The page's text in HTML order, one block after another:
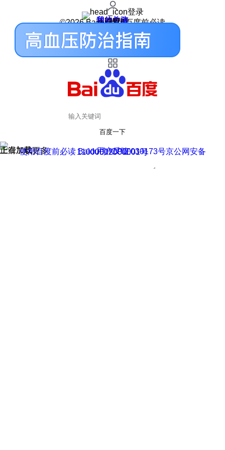
登录
我的关注
我的收藏
皮肤中心
用户反馈
设置
©2026 Baidu 使用百度前必读
百度一下
正在加载
上滑加载更多 用户反馈
使用百度前必读 Baidu 京ICP证030173号
京公网安备11000002000001号